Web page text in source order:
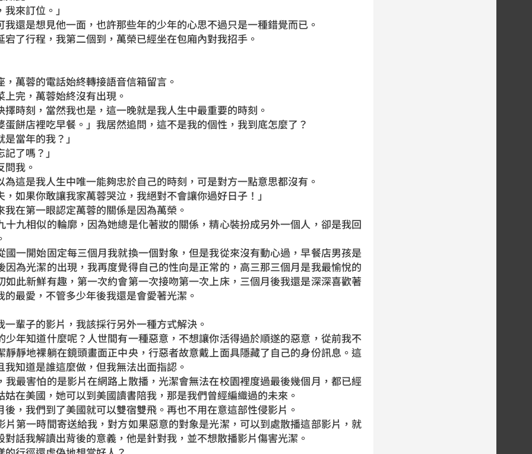
來訂位。」
我還是想見他一面，也許那些年的少年的心思不過只是一種錯覺而已。
了行程，我第二個到，萬榮已經坐在包廂內對我招手。
萬蓉的電話始終轉接語音信箱留言。
完，萬蓉始終沒有出現。
擇時刻，當然我也是，這一晚就是我人生中最重要的時刻。
蛋餅店裡吃早餐。」我居然追問，這不是我的個性，我到底怎麼了？
是當年的我？」
了嗎？」
問我。
為這是我人生中唯一能夠忠於自己的時刻，可是對方一點意思都沒有。
，如果你敢讓我家萬蓉哭泣，我絕對不會讓你過好日子！」
在第一眼認定萬蓉的關係是因為萬榮。
十九相似的輪廓，因為她總是化著妝的關係，精心裝扮成另外一個人，卻是我回
國一開始固定每三個月我就換一個對象，但是我從來沒有動心過，早餐店男孩是
因為光潔的出現，我再度覺得自己的性向是正常的，高三那三個月是我最愉悅的
如此新鮮有趣，第一次約會第一次接吻第一次上床，三個月後我還是深深喜歡著
最愛，不管多少年後我還是會愛著光潔。
輩子的影片，我該採行另外一種方式解決。
少年知道什麼呢？人世間有一種惡意，不想讓你活得過於順遂的惡意，從前我不
靜靜地裸躺在鏡頭畫面正中央，行惡者故意戴上面具隱藏了自己的身份訊息。這
知道是誰這麼做，但我無法出面指認。
我最害怕的是影片在網路上散播，光潔會無法在校園裡度過最後幾個月，都已經
姑在美國，她可以到美國讀書陪我，那是我們曾經編織過的未來。
，我們到了美國就可以雙宿雙飛。再也不用在意這部性侵影片。
片第一時間寄送給我，對方如果惡意的對象是光潔，可以到處散播這部影片，就
話我解讀出背後的意義，他是針對我，並不想散播影片傷害光潔。